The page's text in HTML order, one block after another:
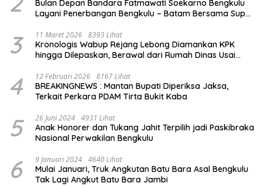
Bulan Depan Bandara Fatmawati Soekarno Bengkulu
Layani Penerbangan Bengkulu – Batam Bersama Super
3 11 Maret 2026 8393 Lihat
Kronologis Wabup Rejang Lebong Diamankan KPK
hingga Dilepaskan, Berawal dari Rumah Dinas Usai
4 12 Februari 2026 8167 Lihat
BREAKINGNEWS : Mantan Bupati Diperiksa Jaksa,
Terkait Perkara PDAM Tirta Bukit Kaba
5 26 Juni 2024 4931 Lihat
Anak Honorer dan Tukang Jahit Terpilih jadi Paskibraka
Nasional Perwakilan Bengkulu
6 9 Januari 2024 4640 Lihat
Mulai Januari, Truk Angkutan Batu Bara Asal Bengkulu
Tak Lagi Angkut Batu Bara Jambi